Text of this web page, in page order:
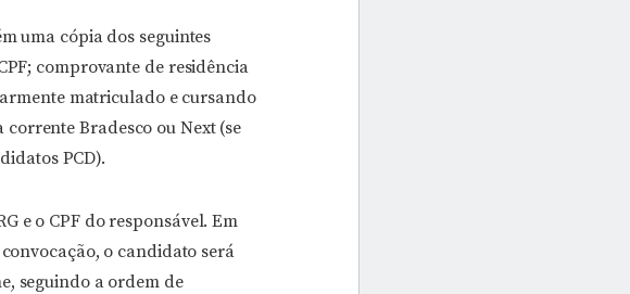
uma cópia dos seguintes
comprovante de residência
matriculado e cursando
Bradesco ou Next (se
PCD).
e o CPF do responsável. Em
o candidato será
seguindo a ordem de